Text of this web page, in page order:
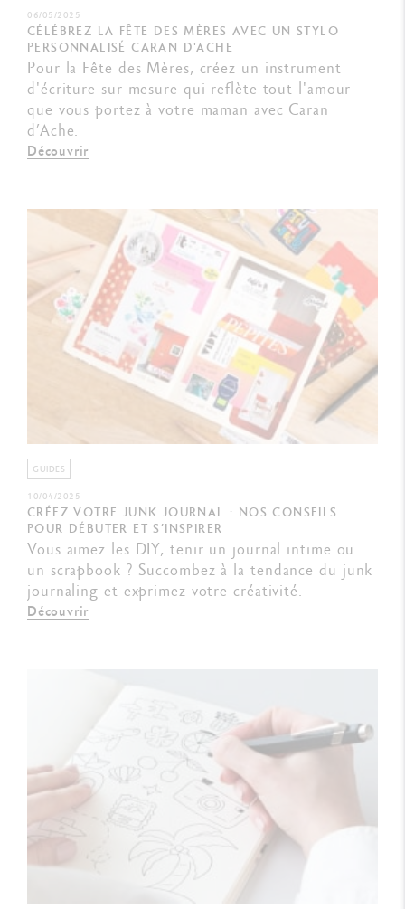
06/05/2025
CÉLÉBREZ LA FÊTE DES MÈRES AVEC UN STYLO
PERSONNALISÉ CARAN D'ACHE
Pour la Fête des Mères, créez un instrument
d'écriture sur-mesure qui reflète tout l'amour
que vous portez à votre maman avec Caran
d’Ache.
Découvrir
GUIDES
10/04/2025
CRÉEZ VOTRE JUNK JOURNAL : NOS CONSEILS
POUR DÉBUTER ET S’INSPIRER
Vous aimez les DIY, tenir un journal intime ou
un scrapbook ? Succombez à la tendance du junk
journaling et exprimez votre créativité.
Découvrir